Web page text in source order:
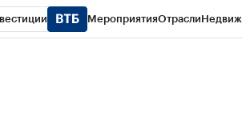
МероприятияОтрасли